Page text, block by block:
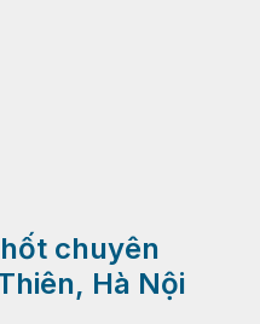
chuyên
Hà Nội